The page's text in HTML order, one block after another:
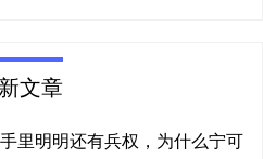
文章
里明明还有兵权，为什么宁可